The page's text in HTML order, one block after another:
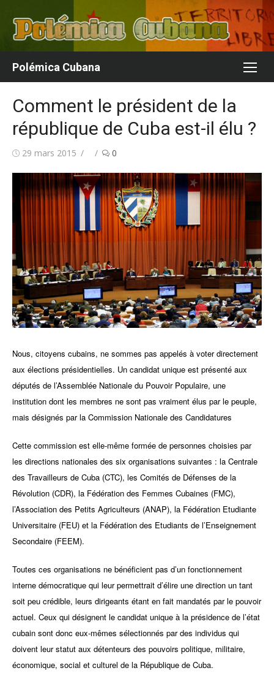
contenu
Polémica Cubana
Comment le président de la
république de Cuba est-il élu ?
Publié29 mars 2015 Auteur/autrice
0
Nous, citoyens cubains, ne sommes pas appelés à voter directement
aux élections présidentielles. Un candidat unique est présenté aux
députés de l’Assemblée Nationale du Pouvoir Populaire, une
institution dont les membres ne sont pas vraiment élus par le peuple,
mais désignés par la Commission Nationale des Candidatures
Cette commission est elle-même formée de personnes choisies par
les directions nationales des six organisations suivantes : la Centrale
des Travailleurs de Cuba (CTC), les Comités de Défenses de la
Révolution (CDR), la Fédération des Femmes Cubaines (FMC),
l’Association des Petits Agriculteurs (ANAP), la Fédération Etudiante
Universitaire (FEU) et la Fédération des Etudiants de l’Enseignement
Secondaire (FEEM).
Toutes ces organisations ne bénéficient pas d’un fonctionnement
interne démocratique qui leur permettrait d’élire une direction un tant
soit peu crédible, leurs dirigeants étant en fait mandatés par le pouvoir
actuel. Ceux qui désignent le candidat unique à la présidence de l’état
cubain sont donc eux-mêmes sélectionnés par des individus qui
doivent leur statut aux détenteurs des pouvoirs politique, militaire,
économique, social et culturel de la République de Cuba.